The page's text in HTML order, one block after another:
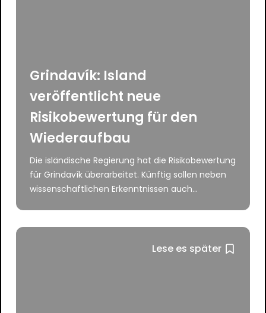
Grindavík: Island
veröffentlicht neue
Risikobewertung für den
Wiederaufbau
Die isländische Regierung hat die Risikobewertung
für Grindavík überarbeitet. Künftig sollen neben
wissenschaftlichen Erkenntnissen auch...
Lese es später